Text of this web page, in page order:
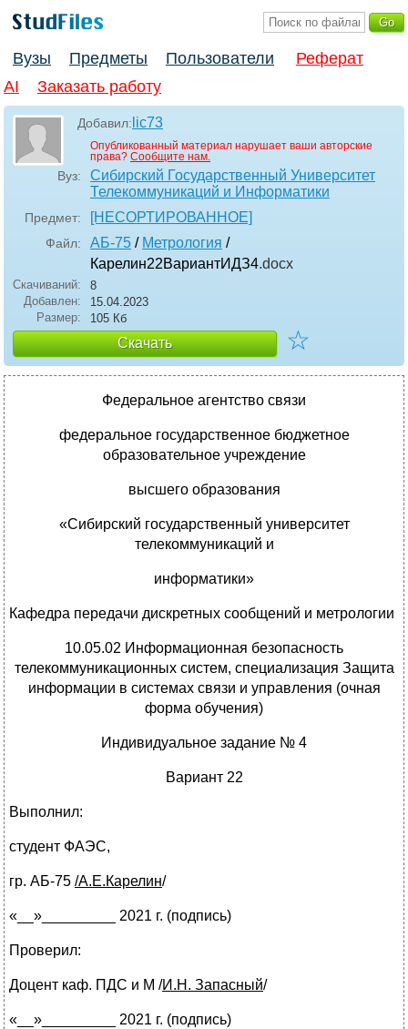
Вузы Предметы Пользователи
Реферат
AI
Заказать работу
Добавил: lic73
Опубликованный материал нарушает ваши авторские
права? Сообщите нам.
Вуз:
Сибирский Государственный Университет
Телекоммуникаций и Информатики
Предмет: [НЕСОРТИРОВАННОЕ]
Файл: АБ-75 / Метрология /
Карелин22ВариантИДЗ4.docx
Скачиваний:
8
Добавлен:
15.04.2023
Размер:
105 Кб
Скачать ☆
Федеральное агентство связи
федеральное государственное бюджетное
образовательное учреждение
высшего образования
«Сибирский государственный университет
телекоммуникаций и
информатики»
Кафедра передачи дискретных сообщений и метрологии
10.05.02 Информационная безопасность
телекоммуникационных систем, специализация Защита
информации в системах связи и управления (очная
форма обучения)
Индивидуальное задание № 4
Вариант 22
Выполнил:
студент ФАЭС,
гр. АБ-75 /А.Е.Карелин/
«__»_________ 2021 г. (подпись)
Проверил:
Доцент каф. ПДС и М /И.Н. Запасный/
«__»_________ 2021 г. (подпись)